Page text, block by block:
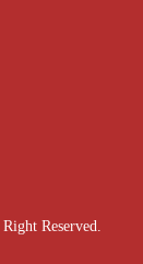
Right Reserved.